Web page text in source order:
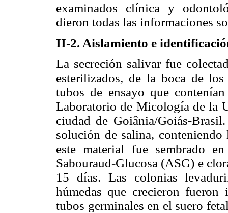
examinados clínica y
dieron todas las informaciones
II-2. Aislamiento e
La secreción salivar fue
esterilizados, de la boca de
tubos de ensayo que
Laboratorio de Micología de la
ciudad de Goiânia/Goiás-
solución de salina,
este material fue sembrado
Sabouraud-Glucosa (ASG) e
15 días. Las colonias
húmedas que crecieron
tubos germinales en el suero